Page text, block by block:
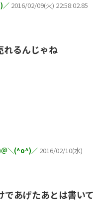
／ 2016/02/09(火) 22:58:02.85
れるんじゃね
＠＼(^o^)／ 2016/02/10(水)
あげたあとは書いて